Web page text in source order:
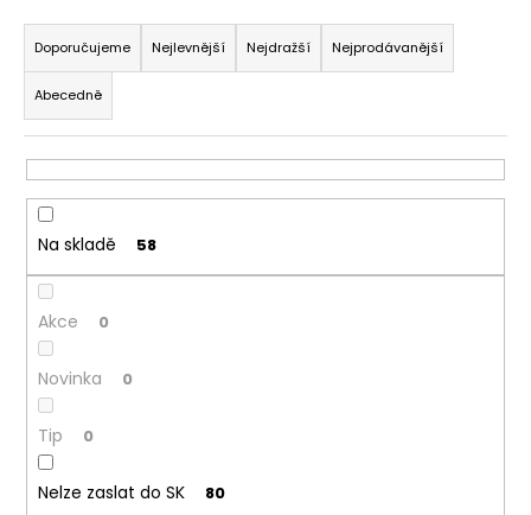
Ř
a
z
e
n
í
p
o
d
u
k
ů
Doporučujeme Nejlevnější Nejdražší Nejprodávanější
Abecedně
Na skladě 58
Akce 0
Novinka 0
Tip 0
Nelze zaslat do SK 80
D
o
p
o
u
u
m